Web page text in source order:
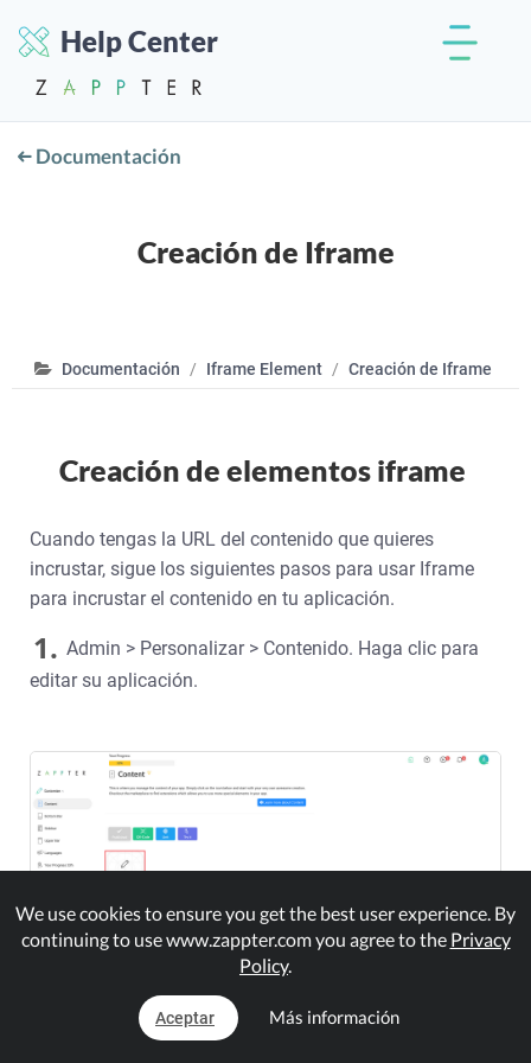
Help Center
Documentación
Creación de Iframe
Documentación Iframe Element Creación de Iframe
Creación de elementos iframe
Cuando tengas la URL del contenido que quieres
incrustar, sigue los siguientes pasos para usar Iframe
para incrustar el contenido en tu aplicación.
1. Admin > Personalizar > Contenido. Haga clic para
editar su aplicación.
We use cookies to ensure you get the best user experience. By
continuing to use www.zappter.com you agree to the Privacy
Policy.
Aceptar Más información